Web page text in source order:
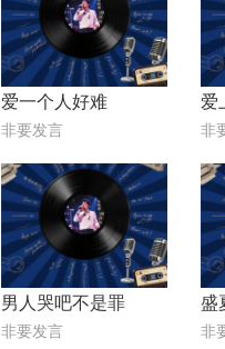
爱一个人好难
非要发言
爱
非
男人哭吧不是罪
非要发言
盛
非